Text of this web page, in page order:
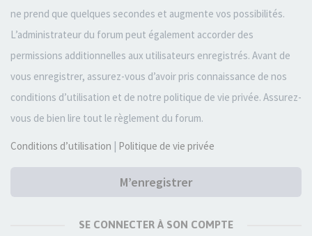
ne prend que quelques secondes et augmente vos possibilités.
L’administrateur du forum peut également accorder des
permissions additionnelles aux utilisateurs enregistrés. Avant de
vous enregistrer, assurez-vous d’avoir pris connaissance de nos
conditions d’utilisation et de notre politique de vie privée. Assurez-
vous de bien lire tout le règlement du forum.
Conditions d’utilisation | Politique de vie privée
M’enregistrer
SE CONNECTER À SON COMPTE